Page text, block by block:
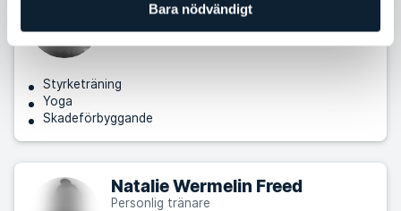
Bara nödvändigt
Personlig tränare
SATS Vällingby Nivå: 4
Styrketräning
Yoga
Skadeförbyggande
Natalie Wermelin Freed
Personlig tränare